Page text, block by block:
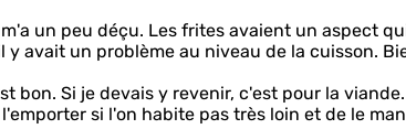
un peu déçu. Les frites avaient un aspect
y avait un problème au niveau de la cuisson.
bon. Si je devais y revenir, c'est pour la
si l'on habite pas très loin et de le